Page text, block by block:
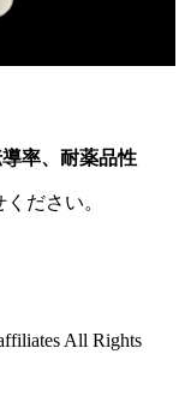
率、耐薬品性
ださい。
All Rights